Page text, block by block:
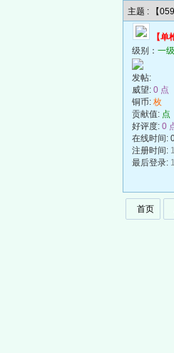
主题 : 【
【单
级别： 一
发帖:
威望: 0 点
铜币: 枚
贡献值: 点
好评度: 0
在线时间:
注册时间:
最后登录:
首页